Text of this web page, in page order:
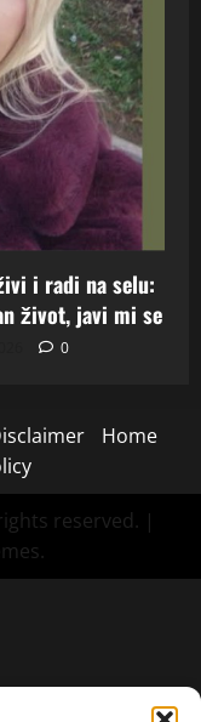
i radi na selu:
život, javi mi se
0
Home
reserved. |